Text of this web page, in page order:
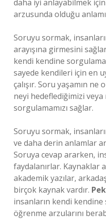
daha iyi anlayabilmek
arzusunda olduğu
Soruyu sormak,
arayışına girmesini
kendi kendine
sayede kendileri için en
çalışır. Soru yaşamın
neyi hedeflediğimizi
sorgulamamızı sağlar.
Soruyu sormak,
ve daha derin anlamlar
Soruya cevap ararken,
faydalanırlar. Kaynaklar
akademik yazılar,
birçok kaynak vardır.
insanların kendi kendine
öğrenme arzularını